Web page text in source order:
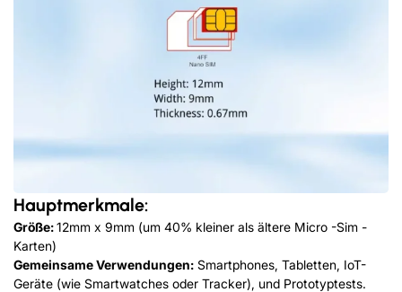
Hauptmerkmale:
Größe:12mm x 9mm (um 40% kleiner als ältere Micro -Sim -
Karten)
Gemeinsame Verwendungen: Smartphones, Tabletten, IoT-
Geräte (wie Smartwatches oder Tracker), und Prototyptests.